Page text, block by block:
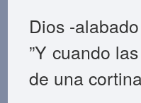
Dios -
”Y cuando
de una